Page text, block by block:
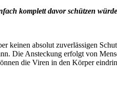
komplett davor schützen
absolut zuverlässigen
Die Ansteckung erfolgt von
die Viren in den Körper